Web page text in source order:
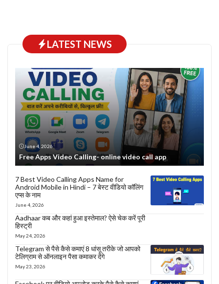
LATEST NEWS
June 4, 2026
Free Apps Video Calling- online video call app
7 Best Video Calling Apps Name for
Android Mobile in Hindi – 7 बेस्ट वीडियो कॉलिंग
एप्स के नाम
June 4, 2026
Aadhaar कब और कहां हुआ इस्तेमाल? ऐसे चेक करें पूरी
हिस्ट्री
May 24, 2026
Telegram से पैसे कैसे कमाएं 8 धांसू तरीके जो आपको
टेलिग्राम से ऑनलाइन पैसा कमाकर देंगे
May 23, 2026